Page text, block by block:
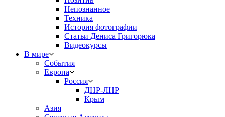
Непознанное
Техника
История фотографии
Статьи Дениса Григорюка
Видеокурсы
В мире
События
Европа
Россия
ДНР-ЛНР
Крым
Азия